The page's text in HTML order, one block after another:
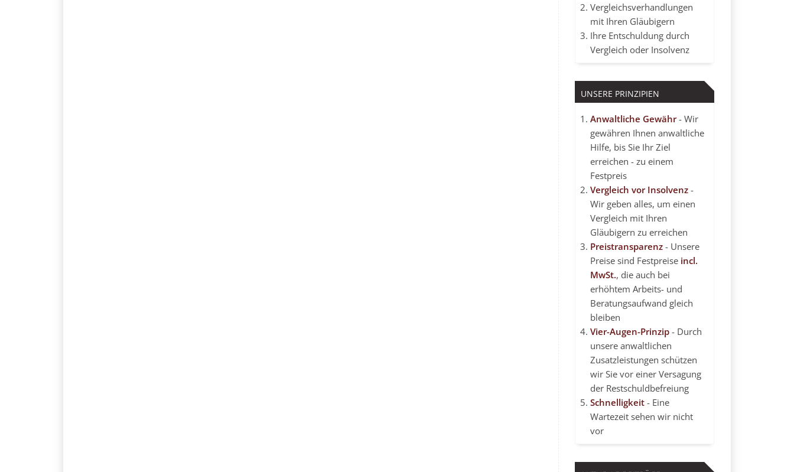
Vergleichsverhandlungen
mit Ihren Gläubigern
Ihre Entschuldung durch
Vergleich oder Insolvenz
UNSERE PRINZIPIEN
Anwaltliche Gewähr- Wir
gewähren Ihnen anwaltliche
Hilfe, bis Sie Ihr Ziel
erreichen - zu einem
Festpreis
Vergleich vor Insolvenz-
Wir geben alles, um einen
Vergleich mit Ihren
Gläubigern zu erreichen
Preistransparenz- Unsere
Preise sind Festpreise incl.
MwSt., die auch bei
erhöhtem Arbeits- und
Beratungsaufwand gleich
bleiben
Vier-Augen-Prinzip- Durch
unsere anwaltlichen
Zusatzleistungen schützen
wir Sie vor einer Versagung
der Restschuldbefreiung
Schnelligkeit- Eine
Wartezeit sehen wir nicht
vor